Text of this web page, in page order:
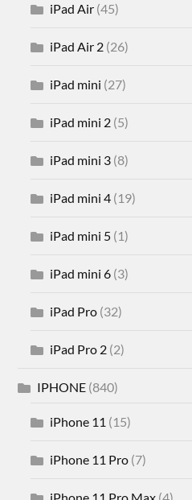
iPad Air (45)
iPad Air 2 (26)
iPad mini (27)
iPad mini 2 (5)
iPad mini 3 (8)
iPad mini 4 (19)
iPad mini 5 (1)
iPad mini 6 (3)
iPad Pro (32)
iPad Pro 2 (2)
IPHONE (840)
iPhone 11 (15)
iPhone 11 Pro (7)